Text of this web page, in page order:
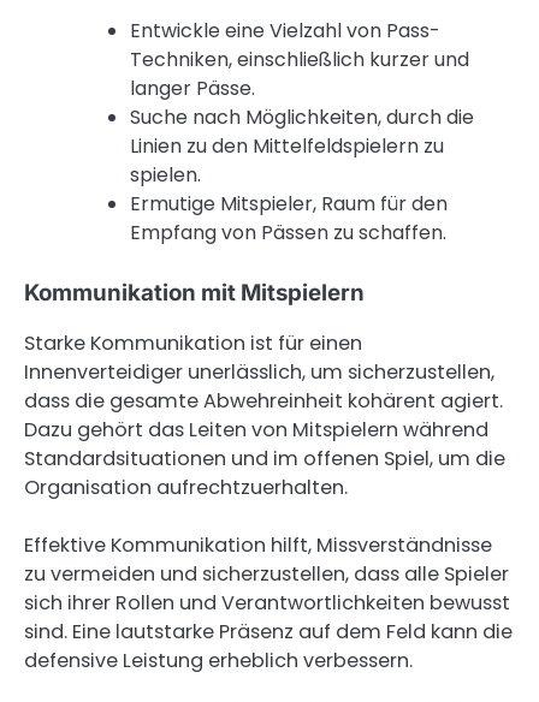
Entwickle eine Vielzahl von Pass-
Techniken, einschließlich kurzer und
langer Pässe.
Suche nach Möglichkeiten, durch die
Linien zu den Mittelfeldspielern zu
spielen.
Ermutige Mitspieler, Raum für den
Empfang von Pässen zu schaffen.
Kommunikation mit Mitspielern
Starke Kommunikation ist für einen
Innenverteidiger unerlässlich, um sicherzustellen,
dass die gesamte Abwehreinheit kohärent agiert.
Dazu gehört das Leiten von Mitspielern während
Standardsituationen und im offenen Spiel, um die
Organisation aufrechtzuerhalten.
Effektive Kommunikation hilft, Missverständnisse
zu vermeiden und sicherzustellen, dass alle Spieler
sich ihrer Rollen und Verantwortlichkeiten bewusst
sind. Eine lautstarke Präsenz auf dem Feld kann die
defensive Leistung erheblich verbessern.